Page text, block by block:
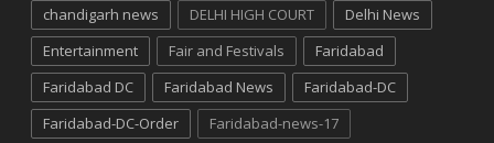
chandigarh news
DELHI HIGH COURT
Delhi News
Entertainment
Fair and Festivals
Faridabad
Faridabad DC
Faridabad News
Faridabad-DC
Faridabad-DC-Order
Faridabad-news-17